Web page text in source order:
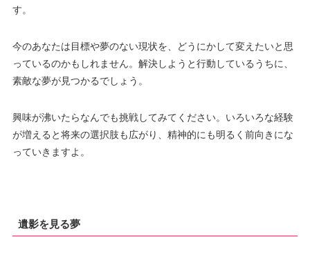
す。
今のあなたは目標や夢のない現状を、どうにかして変えたいと思
っているのかもしれません。解決しようと行動しているうちに、
素敵な夢が見つかるでしょう。
興味が沸いたらなんでも挑戦してみてください。いろいろな経験
が増えると将来の選択肢も広がり、精神的にも明るく前向きにな
っていきますよ。
遺影を見る夢